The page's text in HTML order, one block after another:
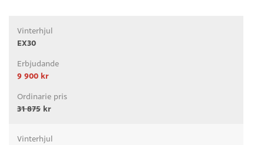
EX30
9 900 kr
31 875 kr